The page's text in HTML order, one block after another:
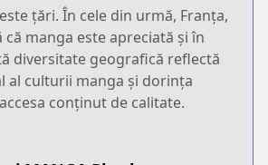
țări. În cele din urmă, Franța,
că manga este apreciată și în
diversitate geografică reflectă
al culturii manga și dorința
conținut de calitate.